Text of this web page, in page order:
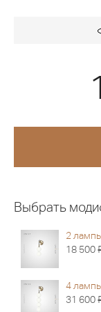
Выбрать
2
18 500
4
31 600